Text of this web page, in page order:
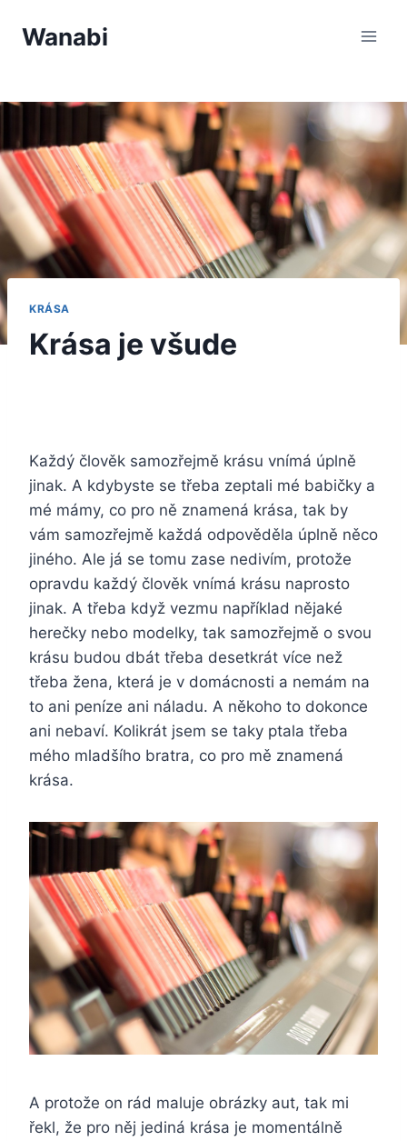
Wanabi
KRÁSA
Krása je všude
Každý člověk samozřejmě krásu vnímá úplně
jinak. A kdybyste se třeba zeptali mé babičky a
mé mámy, co pro ně znamená krása, tak by
vám samozřejmě každá odpověděla úplně něco
jiného. Ale já se tomu zase nedivím, protože
opravdu každý člověk vnímá krásu naprosto
jinak. A třeba když vezmu například nějaké
herečky nebo modelky, tak samozřejmě o svou
krásu budou dbát třeba desetkrát více než
třeba žena, která je v domácnosti a nemám na
to ani peníze ani náladu. A někoho to dokonce
ani nebaví. Kolikrát jsem se taky ptala třeba
mého mladšího bratra, co pro mě znamená
krása.
A protože on rád maluje obrázky aut, tak mi
řekl, že pro něj jediná krása je momentálně